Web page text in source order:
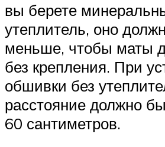
вы берете
утеплитель, оно
меньше, чтобы маты
без крепления. При
обшивки без
расстояние должно
60 сантиметров.